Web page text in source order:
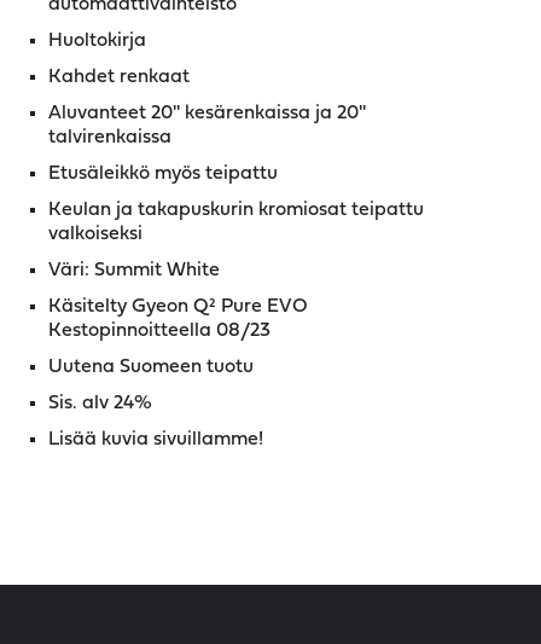
automaattivaihteisto
Huoltokirja
Kahdet renkaat
Aluvanteet 20'' kesärenkaissa ja 20''
talvirenkaissa
Etusäleikkö myös teipattu
Keulan ja takapuskurin kromiosat teipattu
valkoiseksi
Väri: Summit White
Käsitelty Gyeon Q² Pure EVO
Kestopinnoitteella 08/23
Uutena Suomeen tuotu
Sis. alv 24%
Lisää kuvia sivuillamme!